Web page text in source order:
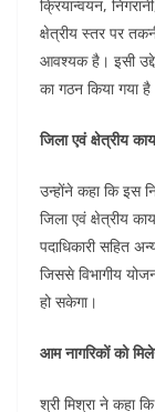
क्रियान्वयन,
क्षेत्रीय स्तर पर
आवश्यक है। इसी
का गठन किया गया
जिला एवं क्षेत्रीय
उन्होंने कहा कि इस
जिला एवं क्षेत्रीय
पदाधिकारी सहित
जिससे विभागीय
हो सकेगा।
आम नागरिकों को
श्री मिश्रा ने कहा